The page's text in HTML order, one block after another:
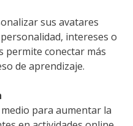
sus avatares
intereses o
permite conectar más
de aprendizaje.
para aumentar la